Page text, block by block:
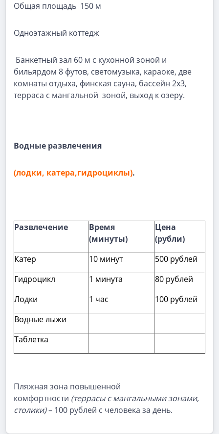
Общая площадь 150 м
Одноэтажный коттедж
Банкетный зал 60 м с кухонной зоной и
бильярдом 8 футов, светомузыка, караоке, две
комнаты отдыха, финская сауна, бассейн 2х3,
терраса с мангальной зоной, выход к озеру.
Водные развлечения
(лодки, катера,гидроциклы).
Развлечение
Время
(минуты)
Цена
(рубли)
Катер
10 минут
500 рублей
Гидроцикл
1 минута
80 рублей
Лодки
1 час
100 рублей
Водные лыжи
Таблетка
Пляжная зона повышенной
комфортности (террасы с мангальными зонами,
столики)– 100 рублей с человека за день.